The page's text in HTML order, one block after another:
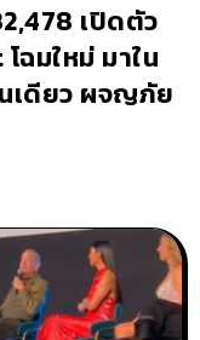
เปิดตัว
ฉมใหม่ มาใน
เดียว ผจญภัย